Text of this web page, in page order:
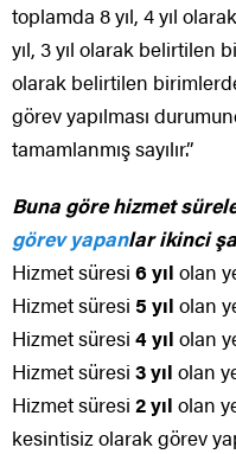
toplamda 8 yıl, 4 yıl
yıl, 3 yıl olarak belirtilen
olarak belirtilen
görev yapılması
tamamlanmış sayılır.”
Buna göre hizmet
görev yapanlar ikinci
Hizmet süresi 6 yıl olan
Hizmet süresi 5 yıl olan
Hizmet süresi 4 yıl olan
Hizmet süresi 3 yıl olan
Hizmet süresi 2 yıl olan
kesintisiz olarak görev